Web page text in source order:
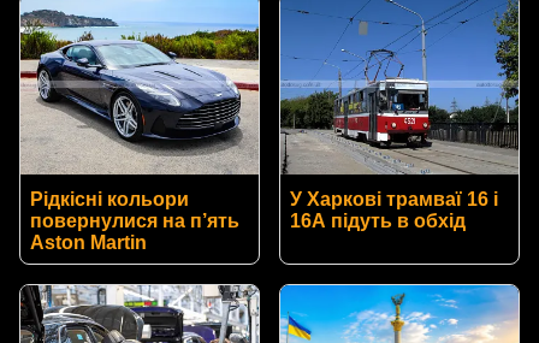
Рідкісні кольори
повернулися на п’ять
Aston Martin
У Харкові трамваї 16 і
16А підуть в обхід